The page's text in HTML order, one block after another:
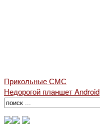
Прикольные СМС
Недорогой планшет Android